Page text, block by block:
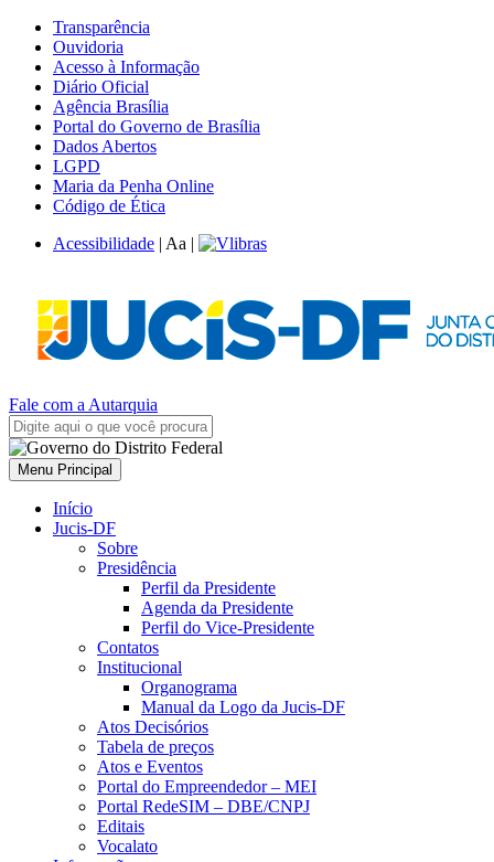
Transparência
Ouvidoria
Acesso à Informação
Diário Oficial
Agência Brasília
Portal do Governo de Brasília
Dados Abertos
LGPD
Maria da Penha Online
Código de Ética
Acessibilidade | Aa |
Fale com a Autarquia
Menu Principal
Início
Jucis-DF
Sobre
Presidência
Perfil da Presidente
Agenda da Presidente
Perfil do Vice-Presidente
Contatos
Institucional
Organograma
Manual da Logo da Jucis-DF
Atos Decisórios
Tabela de preços
Atos e Eventos
Portal do Empreendedor – MEI
Portal RedeSIM – DBE/CNPJ
Editais
Vocalato